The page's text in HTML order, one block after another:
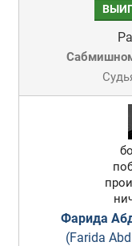
Фарида
(Farida